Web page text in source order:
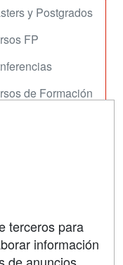
y Postgrados
FP
de Formación
terceros para
información